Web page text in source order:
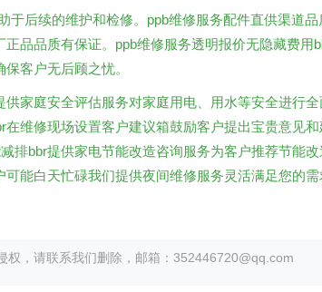
于后续的维护和检修。ppb维修服务配件直供渠道
品品质有保证。ppb维修服务透明报价无隐藏费用
客户无后顾之忧。
家庭安全评估服务对家庭用电、用水等安全进行全
维修现场设置客户建议箱鼓励客户提出宝贵意见
排bbr提供家电节能改造咨询服务为客户推荐节能改
能白天忙碌我们提供夜间维修服务灵活满足您的需
权，请联系我们删除，邮箱：352446720@qq.com